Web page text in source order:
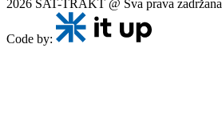
2026 SAT-TRAKT @ Sva prava zadržana
Code by: